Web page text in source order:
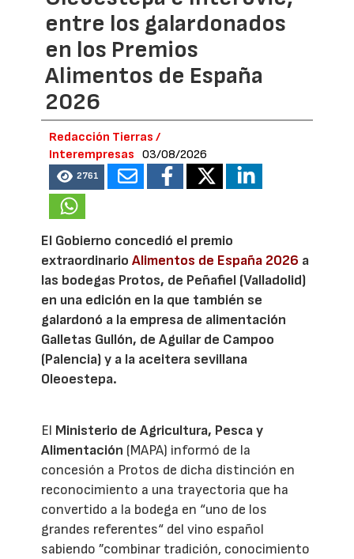
entre los galardonados
en los Premios
Alimentos de España
2026
Redacción Tierras /
Interempresas
03/08/2026
2761
El Gobierno concedió el premio
extraordinarioAlimentos de España 2026 a
las bodegas Protos, de Peñafiel (Valladolid)
en una edición en la que también se
galardonó a la empresa de alimentación
Galletas Gullón, de Aguilar de Campoo
(Palencia) y a la aceitera sevillana
Oleoestepa.
El Ministerio de Agricultura, Pesca y
Alimentación (MAPA) informó de la
concesión a Protos de dicha distinción en
reconocimiento a una trayectoria que ha
convertido a la bodega en “uno de los
grandes referentes“ del vino español
sabiendo ”combinar tradición, conocimiento